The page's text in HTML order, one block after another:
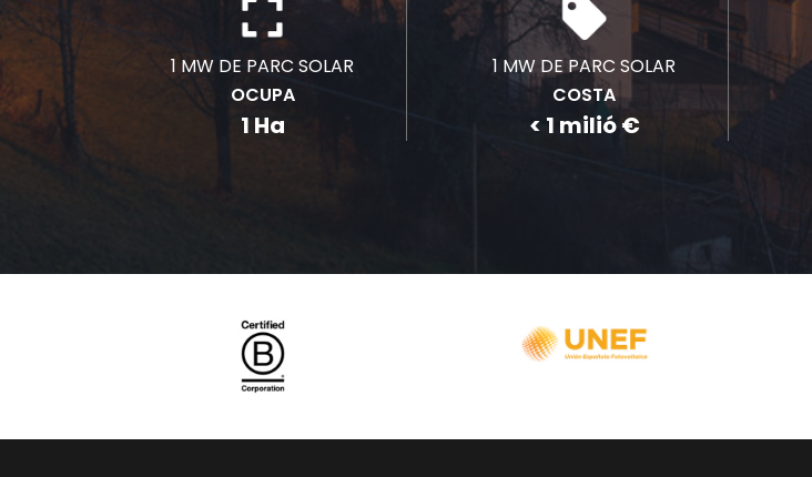
1 MW DE PARC SOLAR
OCUPA
1 Ha
1 MW DE PARC SOLAR
COSTA
< 1 milió €